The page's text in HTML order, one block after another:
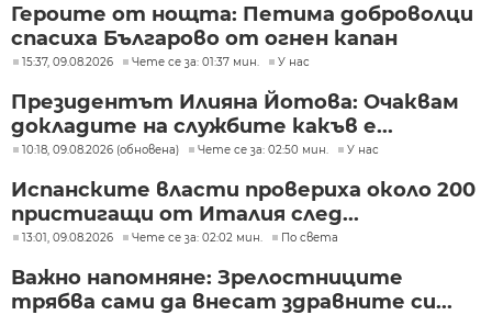
Героите от нощта: Петима доброволци
спасиха Българово от огнен капан
15:37, 09.08.2026 Чете се за: 01:37 мин. У нас
Президентът Илияна Йотова: Очаквам
докладите на службите какъв е...
10:18, 09.08.2026 (обновена) Чете се за: 02:50 мин. У нас
Испанските власти провериха около 200
пристигащи от Италия след...
13:01, 09.08.2026 Чете се за: 02:02 мин. По света
Важно напомняне: Зрелостниците
трябва сами да внесат здравните си...